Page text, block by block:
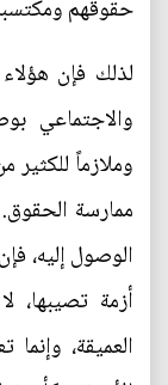
حقوقهم
لذلك فإن
والاجتماعي
وملازماً للكثير
ممارسة
الوصول إليه،
أزمة تصيبها،
العميقة،